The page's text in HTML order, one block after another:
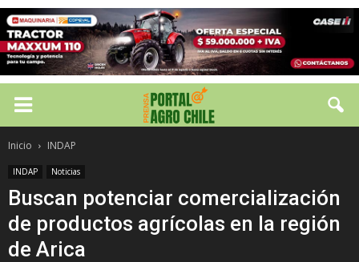
Inicio INDAP
INDAP Noticias
Buscan potenciar comercialización
de productos agrícolas en la región
de Arica